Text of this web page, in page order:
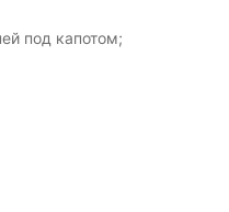
под капотом;